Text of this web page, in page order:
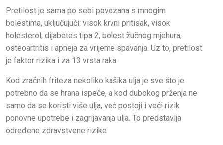
Pretilost je sama po sebi povezana s mnogim
bolestima, uključujući: visok krvni pritisak, visok
holesterol, dijabetes tipa 2, bolest žučnog mjehura,
osteoartritis i apneja za vrijeme spavanja. Uz to, pretilost
je faktor rizika i za 13 vrsta raka.
Kod zračnih friteza nekoliko kašika ulja je sve što je
potrebno da se hrana ispeče, a kod dubokog prženja ne
samo da se koristi više ulja, već postoji i veći rizik
ponovne upotrebe i zagrijavanja ulja. To predstavlja
određene zdravstvene rizike.